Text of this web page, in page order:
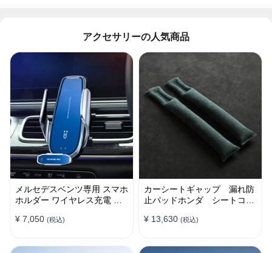
アクセサリーの人気商品
メルセデスベンツ専用 スマホ
ホルダー ワイヤレス充電 吹
¥ 7,050 (税込)
カーシートギャップ 漏れ防
止パッドホンダ シートコン
¥ 13,630 (税込)